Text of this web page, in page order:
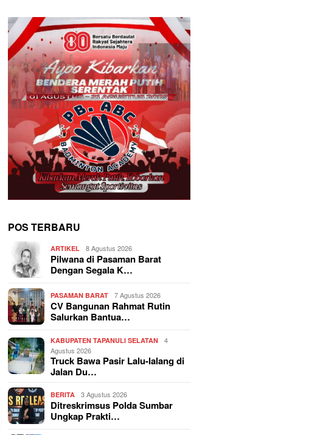
POS TERBARU
ARTIKEL 8 Agustus 2026
Pilwana di Pasaman Barat
Dengan Segala K…
PASAMAN BARAT 7 Agustus 2026
CV Bangunan Rahmat Rutin
Salurkan Bantua…
KABUPATEN TAPANULI SELATAN
4
Agustus 2026
Truck Bawa Pasir Lalu-lalang di
Jalan Du…
BERITA 3 Agustus 2026
Ditreskrimsus Polda Sumbar
Ungkap Prakti…